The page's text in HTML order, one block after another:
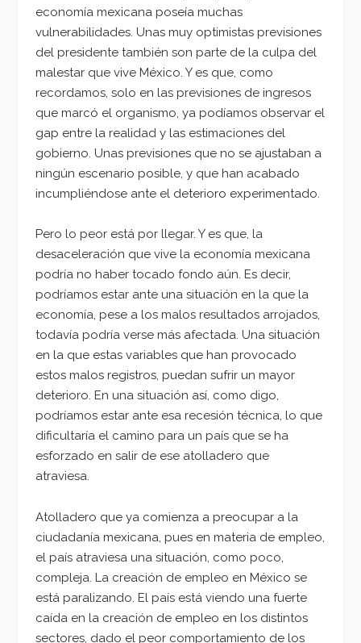
economía mexicana poseía muchas
vulnerabilidades. Unas muy optimistas previsiones
del presidente también son parte de la culpa del
malestar que vive México. Y es que, como
recordamos, solo en las previsiones de ingresos
que marcó el organismo, ya podíamos observar el
gap entre la realidad y las estimaciones del
gobierno. Unas previsiones que no se ajustaban a
ningún escenario posible, y que han acabado
incumpliéndose ante el deterioro experimentado.
Pero lo peor está por llegar. Y es que, la
desaceleración que vive la economía mexicana
podría no haber tocado fondo aún. Es decir,
podríamos estar ante una situación en la que la
economía, pese a los malos resultados arrojados,
todavía podría verse más afectada. Una situación
en la que estas variables que han provocado
estos malos registros, puedan sufrir un mayor
deterioro. En una situación así, como digo,
podríamos estar ante esa recesión técnica, lo que
dificultaría el camino para un país que se ha
esforzado en salir de ese atolladero que
atraviesa.
Atolladero que ya comienza a preocupar a la
ciudadanía mexicana, pues en materia de empleo,
el país atraviesa una situación, como poco,
compleja. La creación de empleo en México se
está paralizando. El país está viendo una fuerte
caída en la creación de empleo en los distintos
sectores, dado el peor comportamiento de los